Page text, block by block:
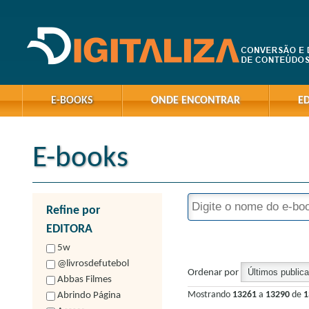
E-BOOKS ONDE ENCONTRAR
E-books
Refine por
EDITORA
5w
@livrosdefutebol
Abbas Filmes
Abrindo Página
Ordenar por
Mostrando 13261 a 13290 de